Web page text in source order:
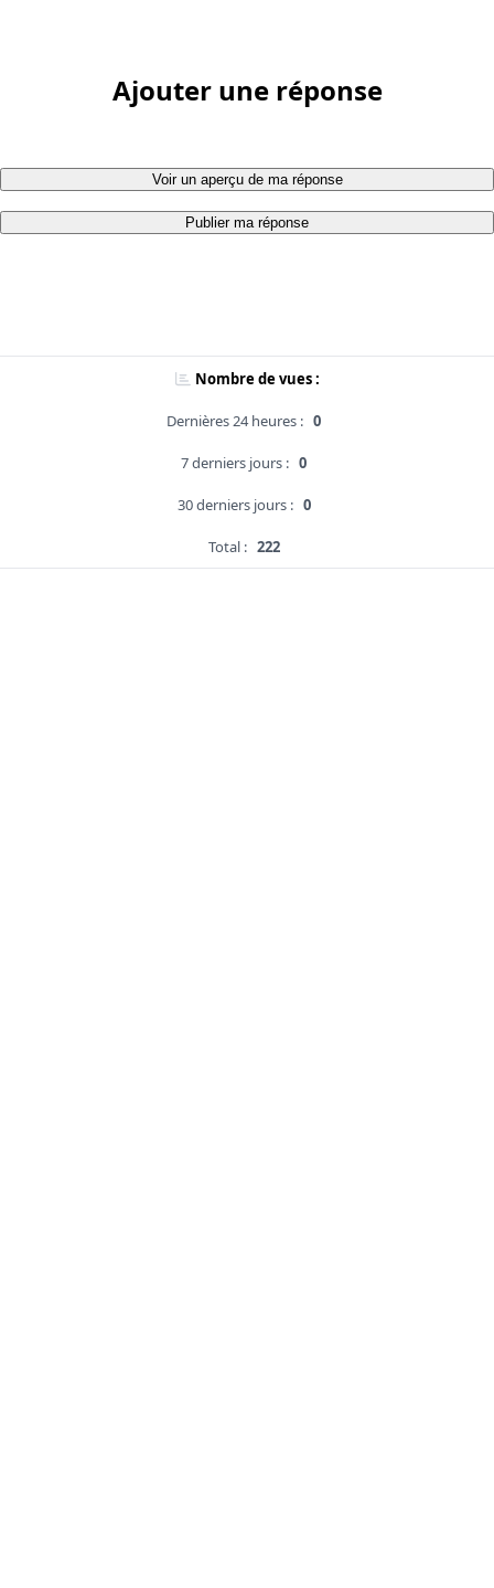
Ajouter une réponse
Voir un aperçu de ma réponse
Publier ma réponse
Nombre de vues :
Dernières 24 heures : 0
7 derniers jours : 0
30 derniers jours : 0
Total : 222